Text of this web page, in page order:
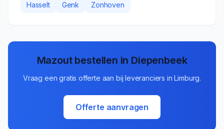
Hasselt Genk Zonhoven
Mazout bestellen in Diepenbeek
Vraag een gratis offerte aan bij leveranciers inLimburg.
Offerte aanvragen